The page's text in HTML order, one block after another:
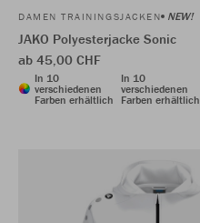
DAMEN TRAININGSJACKEN NEW!
JAKO Polyesterjacke Sonic
ab 45,00 CHF
In 10
verschiedenen
Farben erhältlich
In 10
verschiedenen
Farben erhältlich